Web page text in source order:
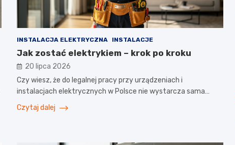
INSTALACJA ELEKTRYCZNA INSTALACJE
Jak zostać elektrykiem – krok po kroku
20 lipca 2026
Czy wiesz, że do legalnej pracy przy urządzeniach i
instalacjach elektrycznych w Polsce nie wystarcza sama…
Czytaj dalej